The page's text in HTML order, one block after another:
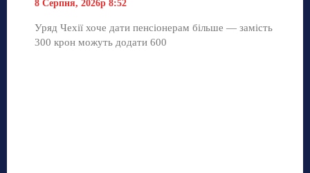
8 Серпня, 2026р 8:52
Уряд Чехії хоче дати пенсіонерам більше — замість
300 крон можуть додати 600